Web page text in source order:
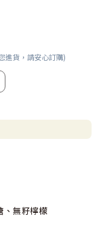
進貨，請安心訂購)
、無籽檸檬